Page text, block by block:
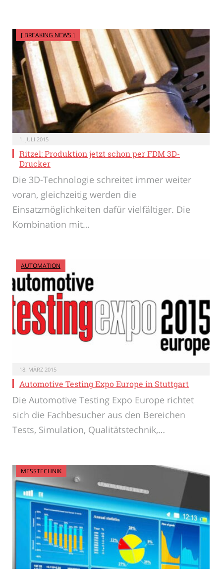
[ BREAKING NEWS ]
1. JULI 2015
Ritzel: Produktion jetzt schon per FDM 3D-
Drucker
Die 3D-Technologie schreitet immer weiter
voran, gleichzeitig werden die
Einsatzmöglichkeiten dafür vielfältiger. Die
Kombination mit…
AUTOMATION
18. MÄRZ 2015
Automotive Testing Expo Europe in Stuttgart
Die Automotive Testing Expo Europe richtet
sich die Fachbesucher aus den Bereichen
Tests, Simulation, Qualitätstechnik,…
MESSTECHNIK